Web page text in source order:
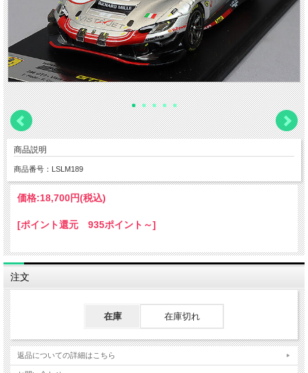
商品説明
商品番号：LSLM189
価格:18,700円(税込)
[ポイント還元 935ポイント～]
注文
在庫 在庫切れ
返品についての詳細はこちら